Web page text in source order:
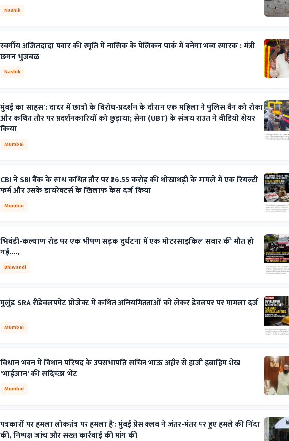
Nashik
स्वर्गीय अजितदादा पवार की स्मृति में नासिक के पेलिकन पार्क में बनेगा भव्य स्मारक : मंत्री
छगन भुजबळ
Nashik
मुंबई का साहस': दादर में छात्रों के विरोध-प्रदर्शन के दौरान एक महिला ने पुलिस वैन को रोका
और कथित तौर पर प्रदर्शनकारियों को छुड़ाया; सेना (UBT) के संजय राउत ने वीडियो शेयर
किया
Mumbai
CBI ने SBI बैंक के साथ कथित तौर पर ₹26.55 करोड़ की धोखाधड़ी के मामले में एक रियल्टी
फर्म और उसके डायरेक्टर्स के खिलाफ केस दर्ज किया
Mumbai
भिवंडी-कल्याण रोड पर एक भीषण सड़क दुर्घटना में एक मोटरसाइकिल सवार की मौत हो
गई....,
Bhiwandi
मुलुंड SRA रीडेवलपमेंट प्रोजेक्ट में कथित अनियमितताओं को लेकर डेवलपर पर मामला दर्ज
Mumbai
विधान भवन में विधान परिषद के उपसभापति सचिन भाऊ अहीर से हाजी इब्राहिम शेख
'भाईजान' की सदिच्छा भेंट
Mumbai
पत्रकारों पर हमला लोकतंत्र पर हमला है': मुंबई प्रेस क्लब ने जंतर-मंतर पर हुए हमले की निंदा
की, निष्पक्ष जांच और सख्त कार्रवाई की मांग की